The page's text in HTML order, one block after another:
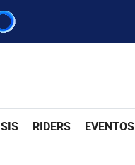
RIDERS EVENTOS